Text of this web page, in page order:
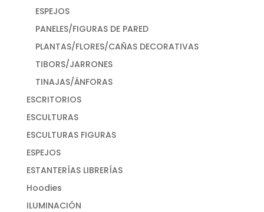
ESPEJOS
PANELES/FIGURAS DE PARED
PLANTAS/FLORES/CAÑAS DECORATIVAS
TIBORS/JARRONES
TINAJAS/ÁNFORAS
ESCRITORIOS
ESCULTURAS
ESCULTURAS FIGURAS
ESPEJOS
ESTANTERÍAS LIBRERÍAS
Hoodies
ILUMINACIÓN